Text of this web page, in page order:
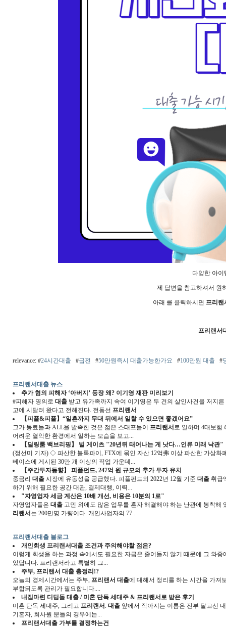
다양한 아
제 답변을 참고하셔서 원
아래 를 클릭하시면 프리랜
프리랜서
relevance: #24시간대출 #급전 #50만원즉시 대출가능한가요 #100만원 대출 #
프리랜서대출 뉴스
추가 혐의 피해자 ‘아버지’ 등장 왜? 이기영 재판 미리보기
#피해자 명의로 대출 받고 유가족까지 속여 이기영은 두 건의 살인사건을 저지
고에 시달려 왔다고 전해진다. 전동선 프리랜서
【피플&피플】“일흔까지 무대 뒤에서 일할 수 있으면 좋겠어요”
그가 동료들과 ALL을 발족한 것은 젊은 스태프들이 프리랜서 로 일하며 4대보험
어려운 열악한 환경에서 일하는 모습을 보고...
【딜링룸 백브리핑】 빌 게이츠 "20년뒤 태어나는 게 낫다…인류 미래 낙관"
(정선미 기자) ◇ 파산한 블록파이, FTX에 묶인 자산 12억弗 이상 파산한 가상화
베이스에 게시된 30만 개 이상의 직업 가운데...
【주간투자동향】 피플펀드, 247억 원 규모의 추가 투자 유치
중금리 대출 시장에 유동성을 공급했다. 피플펀드의 2022년 12월 기준 대출 취급
하기 위해 필요한 공간 대관, 결제대행, 이력...
"자영업자 세금 계산은 10배 개선, 비용은 10분의 1로"
자영업자들은 대출 고민 외에도 많은 업무를 혼자 해결해야 하는 난관에 봉착
리랜서는 200만명 가량이다. 개인사업자의 77...
프리랜서대출 블로그
개인회생 프리랜서대출 조건과 주의해야할 점은?
이렇게 회생을 하는 과정 속에서도 필요한 자금은 줄어들지 않기 때문에 그 와
있답니다. 프리랜서라고 특별히 그...
주부, 프리랜서 대출 총정리!?
오늘의 경제시간에서는 주부, 프리랜서 대출에 대해서 정리를 하는 시간을 가져
부합되도록 관리가 필요합니다....
내집마련 디딤돌 대출 / 미혼 단독 세대주 & 프리랜서 로 받은 후기
미혼 단독 세대주, 그리고 프리랜서 대출 앞에서 작아지는 이름은 전부 달고선
기혼자, 회사원 분들의 경우에는...
프리랜서대출 가부를 결정하는건